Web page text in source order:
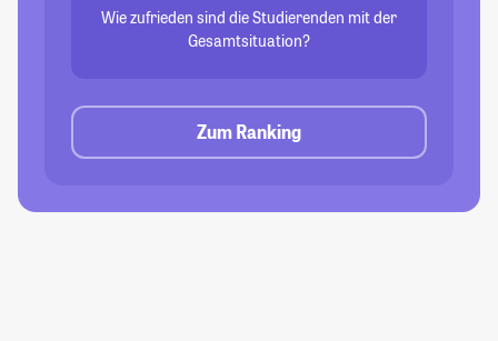
Wie zufrieden sind die Studierenden mit der
Gesamtsituation?
Zum Ranking